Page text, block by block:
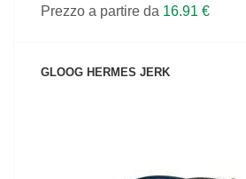
Prezzo a partire da 16.91 €
GLOOG HERMES JERK